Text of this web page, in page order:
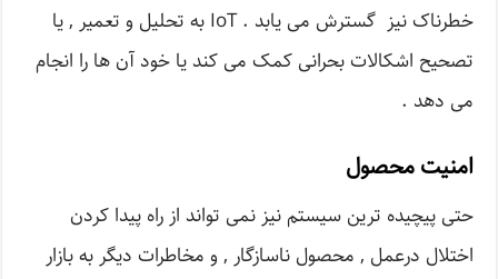
خطرناک نیز گسترش می یابد . IoT به تحلیل و تعمیر , یا
تصحیح اشکالات بحرانی کمک می کند یا خود آن ها را انجام
می دهد .
امنیت محصول
حتی پیچیده ترین سیستم نیز نمی تواند از راه پیدا کردن
اختلال درعمل , محصول ناسازگار , و مخاطرات دیگر به بازار